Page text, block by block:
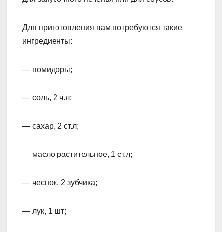
Для приготовления вам потребуются такие
ингредиенты:
— помидоры;
— соль, 2 ч.л;
— сахар, 2 ст.л;
— масло растительное, 1 ст.л;
— чеснок, 2 зубчика;
— лук, 1 шт;